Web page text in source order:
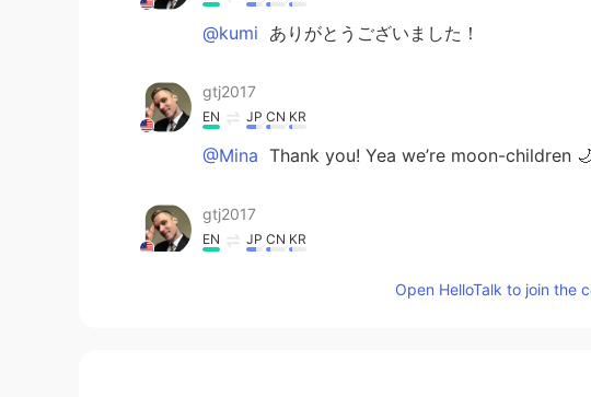
@kumi ありがとうございました！
gtj2017
EN JP CN KR
@Mina Thank you! Yea we’re moon-children
gtj2017
EN JP CN KR
Open HelloTalk to join the